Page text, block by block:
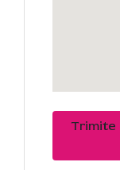
Trimite